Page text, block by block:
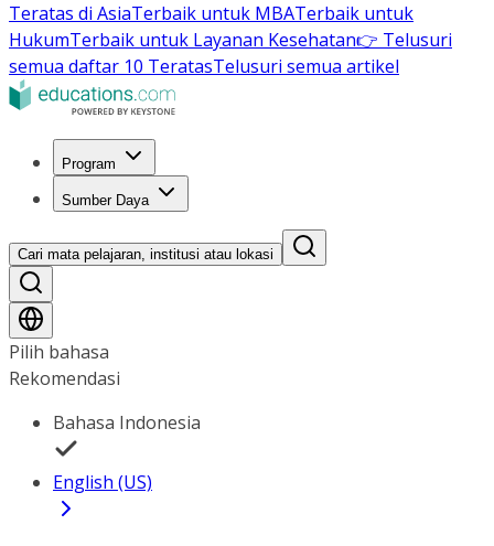
Teratas di AsiaTerbaik untuk MBATerbaik untuk
HukumTerbaik untuk Layanan Kesehatan👉 Telusuri
semua daftar 10 TeratasTelusuri semua artikel
Program
Sumber Daya
Cari mata pelajaran, institusi atau lokasi
Pilih bahasa
Rekomendasi
Bahasa Indonesia
English (US)